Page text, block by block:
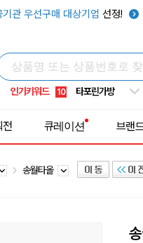
기관 우선구매 대상기업 선정!
인기키워드
6 우산
9 넥쿨러
10 타포린가방
전 큐레이션 브랜
송월타올